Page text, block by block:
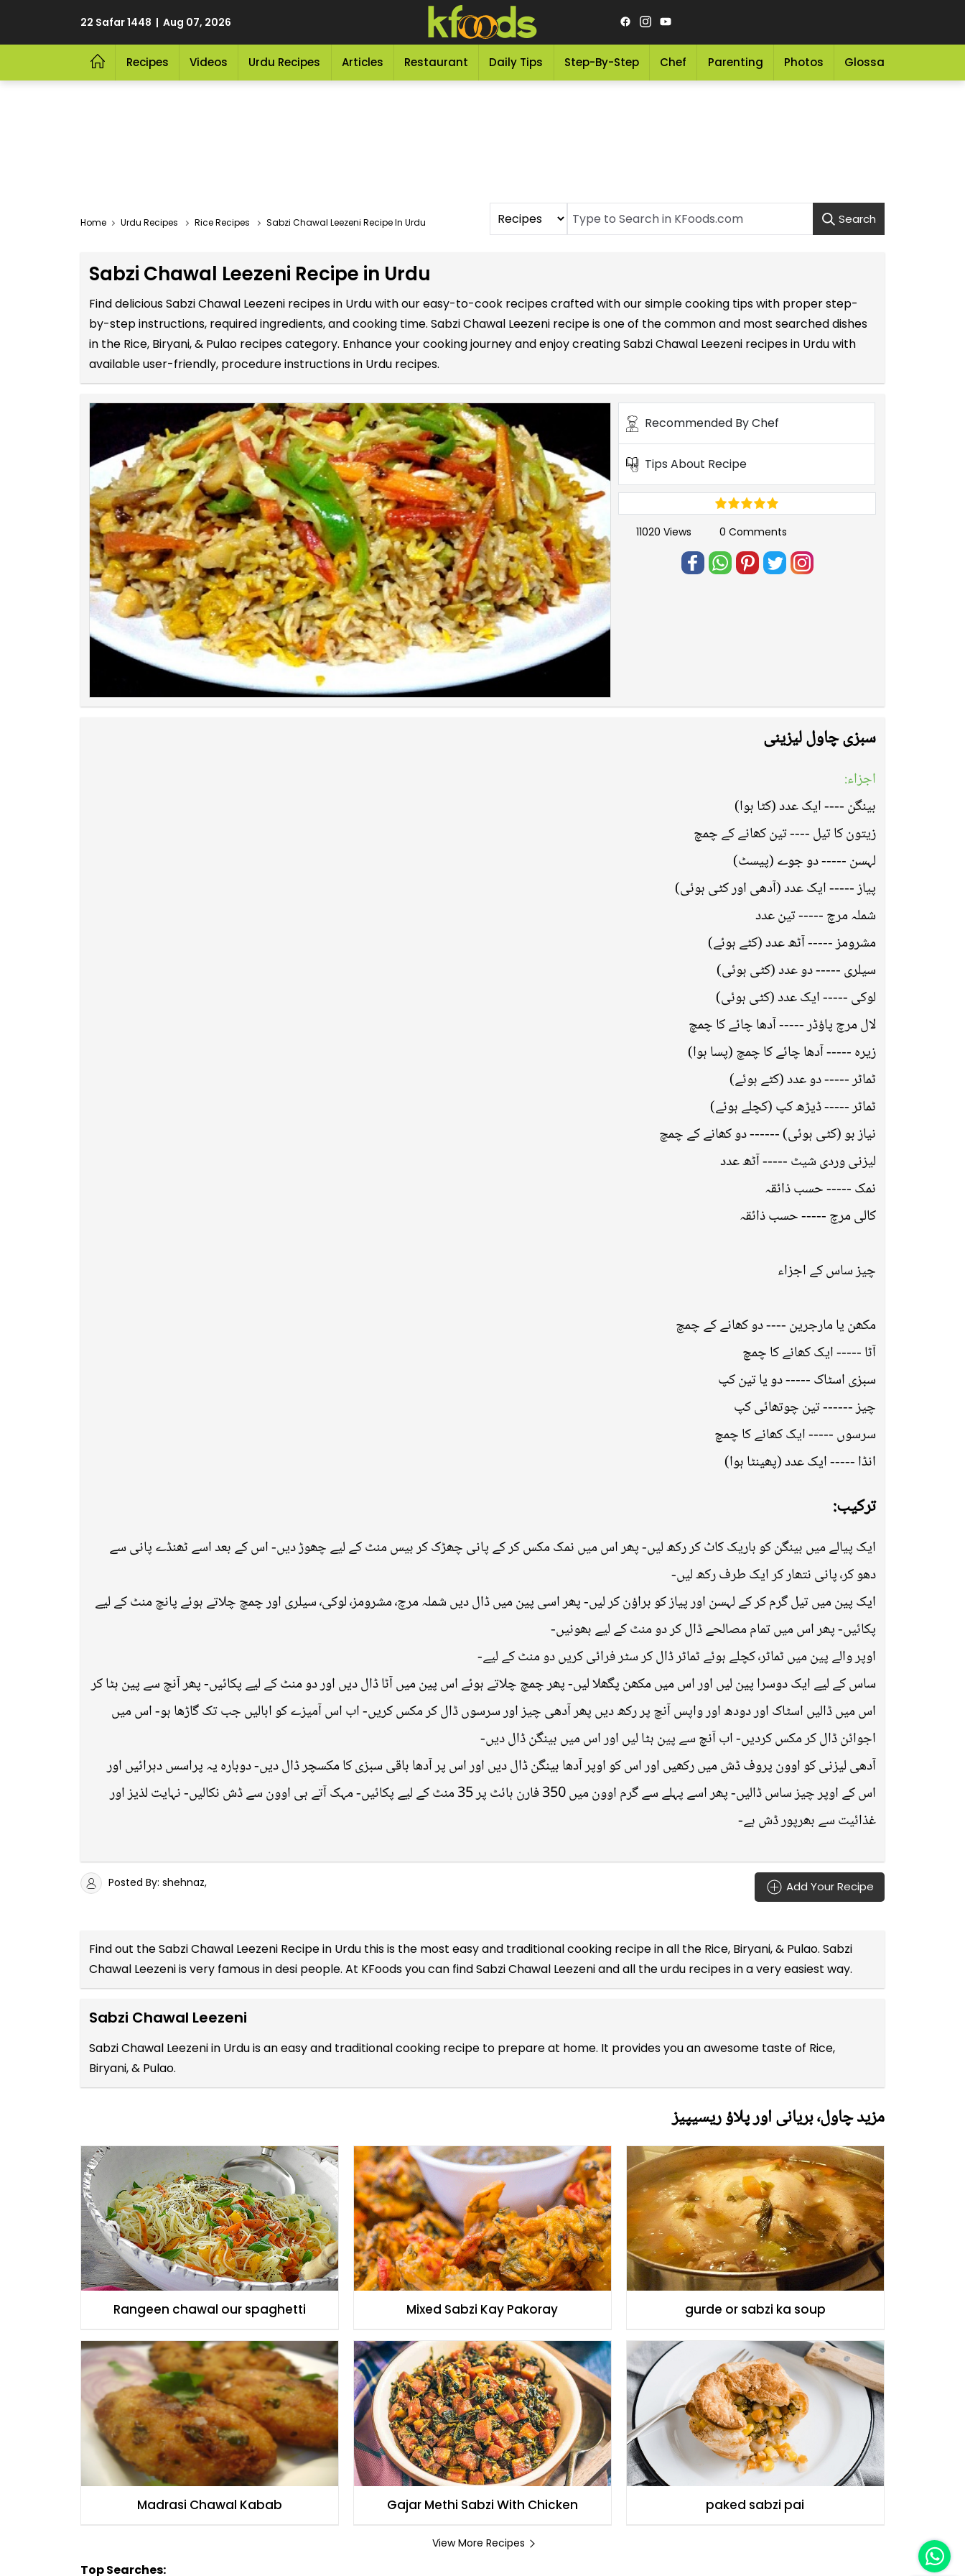
22 Safar 1448 | Aug 07, 2026
Recipes Videos Urdu Recipes Articles Restaurant Daily Tips Step-By-Step Chef Parenting Photos Glossary
Home Urdu Recipes Rice Recipes Sabzi Chawal Leezeni Recipe In Urdu Search
Sabzi Chawal Leezeni Recipe in Urdu
Find delicious Sabzi Chawal Leezeni recipes in Urdu with our easy-to-cook recipes crafted with our simple cooking tips with proper step-
by-step instructions, required ingredients, and cooking time. Sabzi Chawal Leezeni recipe is one of the common and most searched dishes
in the Rice, Biryani, & Pulao recipes category. Enhance your cooking journey and enjoy creating Sabzi Chawal Leezeni recipes in Urdu with
available user-friendly, procedure instructions in Urdu recipes.
Recommended By Chef
Tips About Recipe
11020 Views 0 Comments
سبزی چاول لیزینی
اجزاء:
بینگن ---- ایک عدد (کٹا ہوا)
زیتون کا تیل ---- تین کھانے کے چمچ
لہسن ----- دو جوے (پیسٹ)
پیاز ----- ایک عدد (آدھی اور کٹی ہوئی)
شملہ مرچ ----- تین عدد
مشرومز ----- آٹھ عدد (کٹے ہوئے)
سیلری ----- دو عدد (کٹی ہوئی)
لوکی ----- ایک عدد (کٹی ہوئی)
لال مرچ پاؤڈر ----- آدھا چائے کا چمچ
زیرہ ----- آدھا چائے کا چمچ (پسا ہوا)
ٹماٹر ----- دو عدد (کٹے ہوئے)
ٹماٹر ----- ڈیڑھ کپ (کچلے ہوئے)
نیاز بو (کٹی ہوئی) ------ دو کھانے کے چمچ
لیزنی وردی شیٹ ----- آٹھ عدد
نمک ----- حسب ذائقہ
کالی مرچ ----- حسب ذائقہ
چیز ساس کے اجزاﺀ
مکھن یا مارجرین ---- دو کھانے کے چمچ
آٹا ----- ایک کھانے کا چمچ
سبزی اسٹاک ----- دو یا تین کپ
چیز ------ تین چوتھائی کپ
سرسوں ----- ایک کھانے کا چمچ
انڈا ----- ایک عدد (پھینٹا ہوا)
ترکیب:
ایک پیالے میں بینگن کو باریک کاٹ کر رکھ لیں- پھر اس میں نمک مکس کر کے پانی چھڑک کر بیس منٹ کے لیے چھوڑ دیں- اس کے بعد اسے ٹھنڈے پانی سے
دھو کر٬ پانی نتھار کر ایک طرف رکھ لیں-
ایک پین میں تیل گرم کر کے لہسن اور پیاز کو براؤن کر لیں- پھر اسی پین میں ڈال دیں شملہ مرچ٬ مشرومز٬ لوکی٬ سیلری اور چمچ چلاتے ہوئے پانچ منٹ کے لیے
پکائیں- پھر اس میں تمام مصالحے ڈال کر دو منٹ کے لیے بھونیں-
اوپر والے پین میں ٹماٹر٬ کچلے ہوئے ٹماٹر ڈال کر سٹر فرائی کریں دو منٹ کے لیے-
ساس کے لیے ایک دوسرا پین لیں اور اس میں مکھن پگھلا لیں- پھر چمچ چلاتے ہوئے اس پین میں آٹا ڈال دیں اور دو منٹ کے لیے پکائیں- پھر آنچ سے پین ہٹا کر
اس میں ڈالیں اسٹاک اور دودھ اور واپس آنچ پر رکھ دیں پھر آدھی چیز اور سرسوں ڈال کر مکس کریں- اب اس آمیزے کو ابالیں جب تک گاڑھا ہو- اس میں
اجوائن ڈال کر مکس کردیں- اب آنچ سے پین ہٹا لیں اور اس میں بینگن ڈال دیں-
آدھی لیزنی کو اوون پروف ڈش میں رکھیں اور اس کو اوپر آدھا بینگن ڈال دیں اور اس پر آدھا باقی سبزی کا مکسچر ڈال دیں- دوبارہ یہ پراسس دہرائیں اور
اس کے اوپر چیز ساس ڈالیں- پھر اسے پہلے سے گرم اوون میں 350 فارن ہائٹ پر 35 منٹ کے لیے پکائیں- مہک آتے ہی اوون سے ڈش نکالیں- نہایت لذیز اور
غذائیت سے بھرپور ڈش ہے-
Posted By: shehnaz, Add Your Recipe
Find out theSabzi Chawal Leezeni Recipe in Urdu this is the most easy and traditional cooking recipe in all the Rice, Biryani, & Pulao. Sabzi
Chawal Leezeni is very famous in desi people. At KFoods you can find Sabzi Chawal Leezeni and all theurdu recipesin a very easiest way.
Sabzi Chawal Leezeni
Sabzi Chawal Leezeni in Urdu is an easy and traditional cooking recipe to prepare at home. It provides you an awesome taste of Rice,
Biryani, & Pulao.
مزید چاول٬ بریانی اور پلاؤ ریسیپیز
Rangeen chawal our spaghetti Mixed Sabzi Kay Pakoray gurde or sabzi ka soup
Madrasi Chawal Kabab Gajar Methi Sabzi With Chicken paked sabzi pai
View More Recipes
Top Searches: